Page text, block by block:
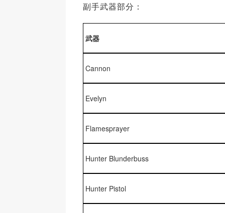
副手武器部分：
武器
Cannon
Evelyn
Flamesprayer
Hunter Blunderbuss
Hunter Pistol